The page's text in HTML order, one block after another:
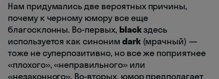
Нам придумались две вероятных причины,
почему к черному юмору все еще
благосклонны. Во-первых, blackздесь
используется как синоним dark(мрачный) —
тоже не суперпозитивно, но все же поприятнее
«плохого», «неправильного» или
«незаконного». Во-вторых, юмор предполагает